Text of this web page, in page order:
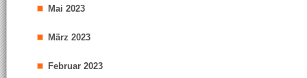
Mai 2023
März 2023
Februar 2023